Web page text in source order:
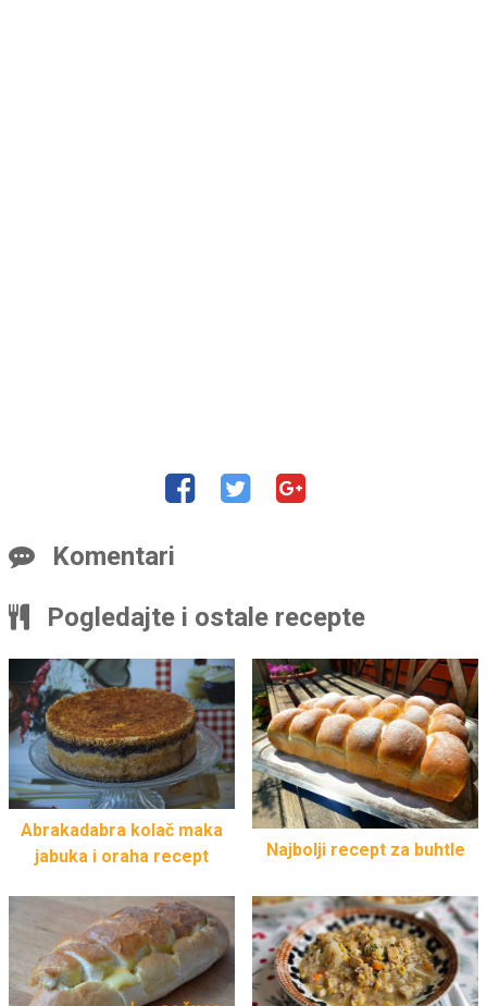
Komentari
Pogledajte i ostale recepte
Abrakadabra kolač maka
jabuka i oraha recept
Najbolji recept za buhtle